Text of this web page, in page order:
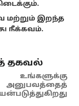
மற்றும் இறந்த
நீக்கவும்.
தகவல்
அனுபவத்தைத்